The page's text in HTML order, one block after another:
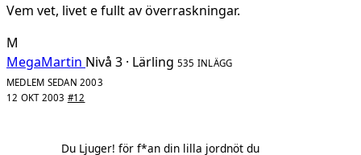
Vem vet, livet e fullt av överraskningar.
M
MegaMartin Nivå 3 · Lärling 535 INLÄGG
MEDLEM SEDAN 2003
12 OKT 2003 #12
Du Ljuger! för f*an din lilla jordnöt du